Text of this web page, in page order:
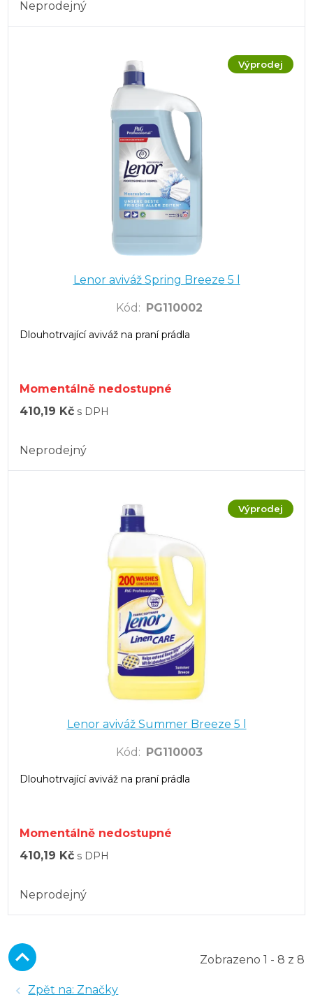
Neprodejný
Výprodej
Lenor aviváž Spring Breeze 5 l
Kód : PG110002
Dlouhotrvající aviváž na praní prádla
Momentálně nedostupné
410,19 Kč s DPH
Neprodejný
Výprodej
Lenor aviváž Summer Breeze 5 l
Kód : PG110003
Dlouhotrvající aviváž na praní prádla
Momentálně nedostupné
410,19 Kč s DPH
Neprodejný
Zobrazeno 1 - 8 z 8
Zpět na: Značky